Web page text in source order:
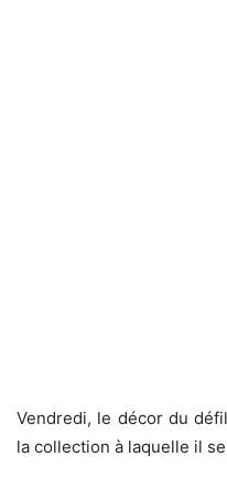
Vendredi, le décor du
la collection à laquelle il